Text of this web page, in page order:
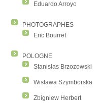
Eduardo Arroyo
PHOTOGRAPHES
Eric Bourret
POLOGNE
Stanislas Brzozowski
Wislawa Szymborska
Zbigniew Herbert